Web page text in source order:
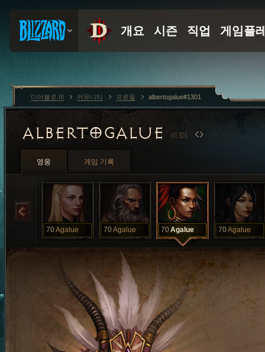
ALBERTOGALUE #1301
영웅 게임 기록
70Agalue 70Agalue 70Agalue 70Agalue
디아블로 III 커뮤니티 프로필 albertogalue#1301